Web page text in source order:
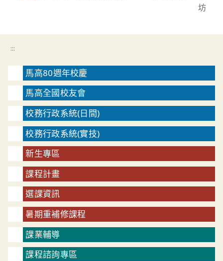
坊
:::
馬高80週年校慶
馬高全國校友會
校務行政系統(日間)
校務行政系統(實技)
新生專區
課程計畫
選課資訊
暑期重補修課程
課業輔導
課程諮詢專區